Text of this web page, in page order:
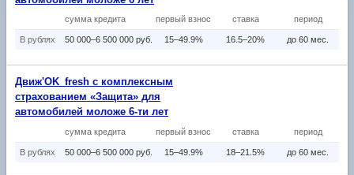
сумма кредита первый взнос ставка период
В рублях 50 000–6 500 000 руб. 15–49.9% 16.5–20% до 60 мес.
Движ'OK_fresh с комплексным
страхованием «Защита» для
автомобилей моложе 6-ти лет
сумма кредита первый взнос ставка период
В рублях 50 000–6 500 000 руб. 15–49.9% 18–21.5% до 60 мес.